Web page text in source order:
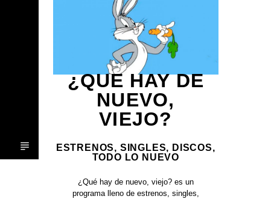
¿QUE HAY DE
NUEVO,
VIEJO?
ESTRENOS, SINGLES, DISCOS,
TODO LO NUEVO
¿Qué hay de nuevo, viejo?es un
programa lleno de estrenos, singles,